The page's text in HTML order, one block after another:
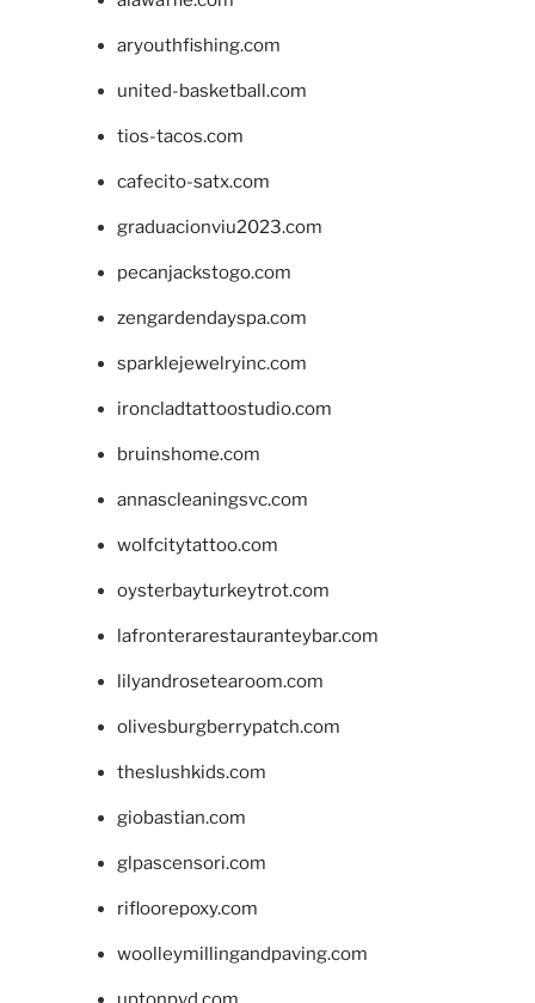
aryouthfishing.com
united-basketball.com
tios-tacos.com
cafecito-satx.com
graduacionviu2023.com
pecanjackstogo.com
zengardendayspa.com
sparklejewelryinc.com
ironcladtattoostudio.com
bruinshome.com
annascleaningsvc.com
wolfcitytattoo.com
oysterbayturkeytrot.com
lafronterarestauranteybar.com
lilyandrosetearoom.com
olivesburgberrypatch.com
theslushkids.com
giobastian.com
glpascensori.com
rifloorepoxy.com
woolleymillingandpaving.com